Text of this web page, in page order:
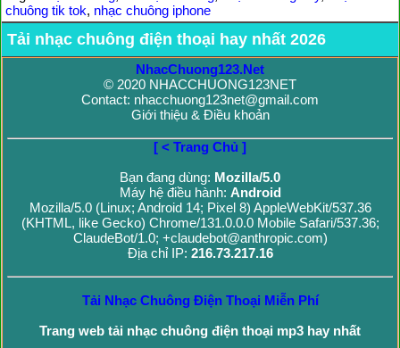
chuông tik tok, nhạc chuông iphone
Tải nhạc chuông điện thoại hay nhất 2026
NhacChuong123.Net
© 2020 NHACCHUONG123NET
Contact: nhacchuong123net@gmail.com
Giới thiệu & Điều khoản
[ < Trang Chủ ]
Bạn đang dùng: Mozilla/5.0
Máy hệ điều hành: Android
Mozilla/5.0 (Linux; Android 14; Pixel 8) AppleWebKit/537.36
(KHTML, like Gecko) Chrome/131.0.0.0 Mobile Safari/537.36;
ClaudeBot/1.0; +claudebot@anthropic.com)
Địa chỉ IP: 216.73.217.16
Tải Nhạc Chuông Điện Thoại Miễn Phí
Trang web tải nhạc chuông điện thoại mp3 hay nhất